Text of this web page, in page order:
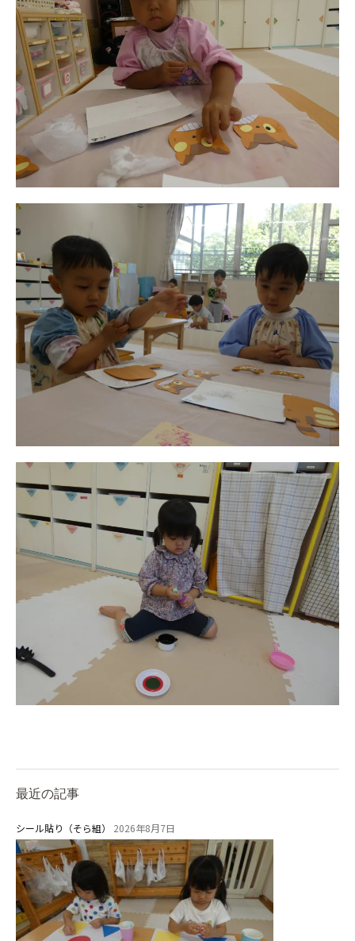
最近の記事
シール貼り（そら組） 2026年8月7日
お知らせ
今日の幼稚園
園児募集要項